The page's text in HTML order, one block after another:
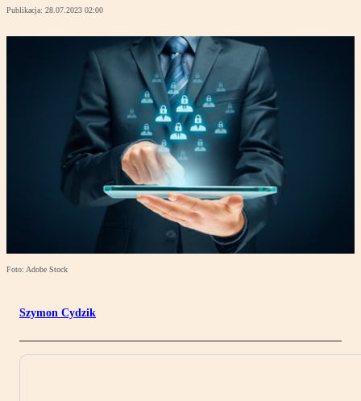
Publikacja: 28.07.2023 02:00
Foto: Adobe Stock
Szymon Cydzik